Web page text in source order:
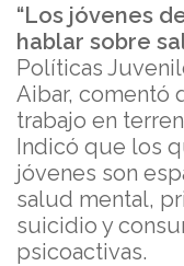
“Los jóvenes
hablar sobre
Políticas
Aibar, comentó
trabajo en
Indicó que los
jóvenes son
salud mental,
suicidio y
psicoactivas.